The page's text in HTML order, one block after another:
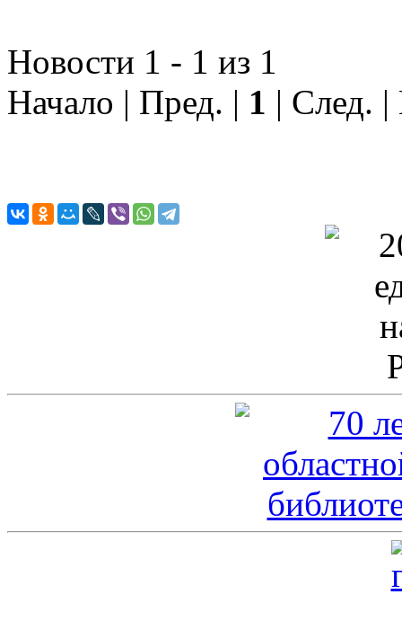
Новости 1 - 1 из 1
Начало | Пред. | 1 | След.